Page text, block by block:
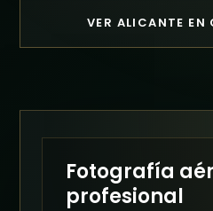
VER ALICANTE EN
Fotografía
profesional